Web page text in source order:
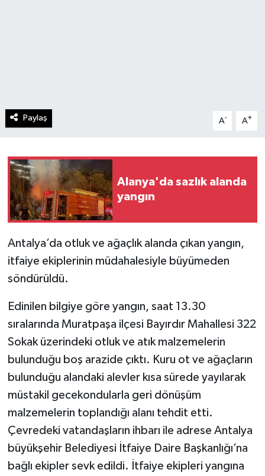
Paylaş A- A+
Alanya'da sazlık alanda
yangın
Antalya’da otluk ve ağaçlık alanda çıkan yangın,
itfaiye ekiplerinin müdahalesiyle büyümeden
söndürüldü.
Edinilen bilgiye göre yangın, saat 13.30
sıralarında Muratpaşa ilçesi Bayırdır Mahallesi 322
Sokak üzerindeki otluk ve atık malzemelerin
bulunduğu boş arazide çıktı. Kuru ot ve ağaçların
bulunduğu alandaki alevler kısa sürede yayılarak
müstakil gecekondularla geri dönüşüm
malzemelerin toplandığı alanı tehdit etti.
Çevredeki vatandaşların ihbarı ile adrese Antalya
büyükşehir Belediyesi İtfaiye Daire Başkanlığı’na
bağlı ekipler sevk edildi. İtfaiye ekipleri yangına